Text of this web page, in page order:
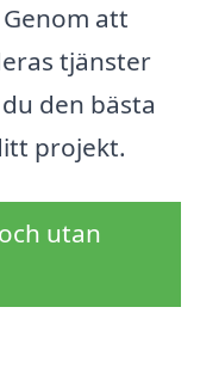
att
tjänster
den bästa
projekt.
utan